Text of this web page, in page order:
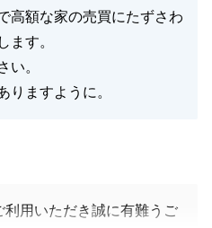
高額な家の売買にたずさわ
ます。
い。
りますように。
用いただき誠に有難うご